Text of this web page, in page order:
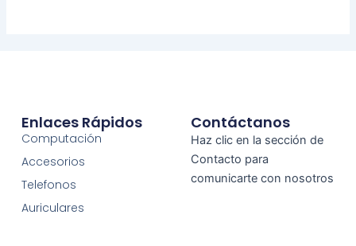
Enlaces Rápidos
Computación
Accesorios
Telefonos
Auriculares
Contáctanos
Haz clic en la sección de
Contacto para
comunicarte con nosotros